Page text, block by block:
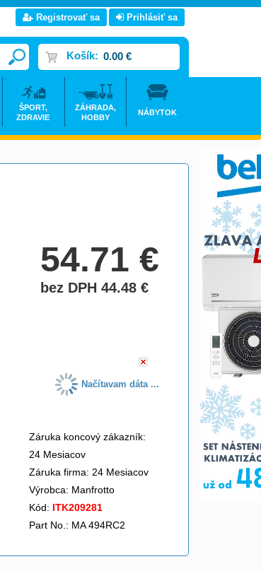
54.71€
bez DPH 44.48€
Načítavam dáta ...
Záruka koncový zákazník:
24 Mesiacov
Záruka firma: 24 Mesiacov
Výrobca: Manfrotto
Kód: ITK209281
Part No.: MA 494RC2
Registrovať sa Prihlásiť sa
Košík: 0.00 €
ŠPORT,
ZDRAVIE
ZÁHRADA,
HOBBY
NÁBYTOK